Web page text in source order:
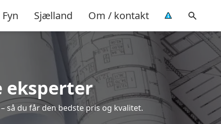
Fyn Sjælland Om / kontakt
eksperter
du får den bedste pris og kvalitet.